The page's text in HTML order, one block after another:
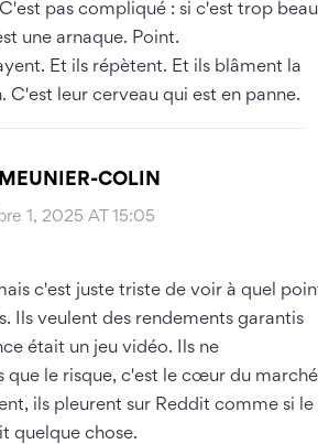
pas compliqué : si c'est trop beau
une arnaque. Point.
Et ils répètent. Et ils blâment la
C'est leur cerveau qui est en panne.
COLIN
1, 2025 AT 15:05
c'est juste triste de voir à quel
Ils veulent des rendements garantis
était un jeu vidéo. Ils ne
que le risque, c'est le cœur du
ils pleurent sur Reddit comme si le
quelque chose.